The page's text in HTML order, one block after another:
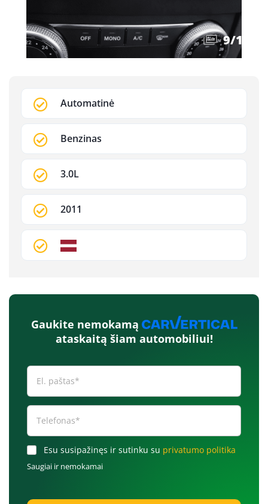
9/13
Automatinė
Benzinas
3.0L
2011
Gaukite nemokamą
ataskaitą šiam automobiliui!
Esu susipažinęs ir sutinku su privatumo politika
Saugiai ir nemokamai